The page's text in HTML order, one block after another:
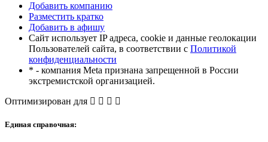
Добавить компанию
Разместить кратко
Добавить в афишу
Сайт использует IP адреса, cookie и данные геолокации
Пользователей сайта, в соответствии с Политикой
конфиденциальности
* - компания Meta признана запрещенной в России
экстремистской организацией.
Оптимизирован для
Единая справочная: